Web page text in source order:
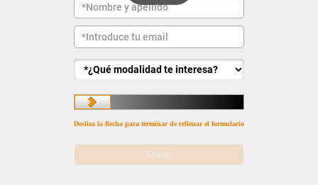
Desliza la flecha para terminar de rellenar el formulario